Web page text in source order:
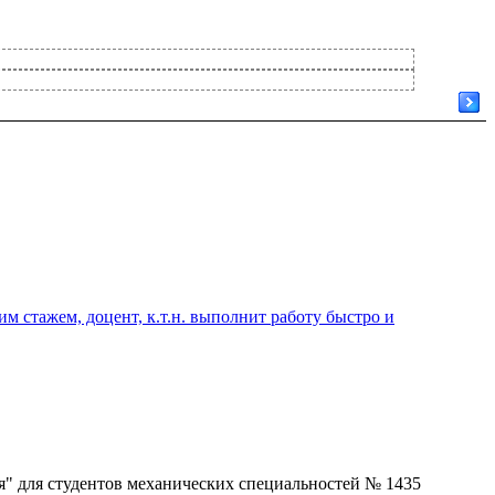
стажем, доцент, к.т.н. выполнит работу быстро и
для студентов механических специальностей № 1435